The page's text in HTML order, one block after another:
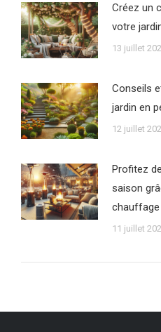
Créez un
votre
13 juillet
Conseils
jardin en
12 juillet
Profitez
saison
11 juillet